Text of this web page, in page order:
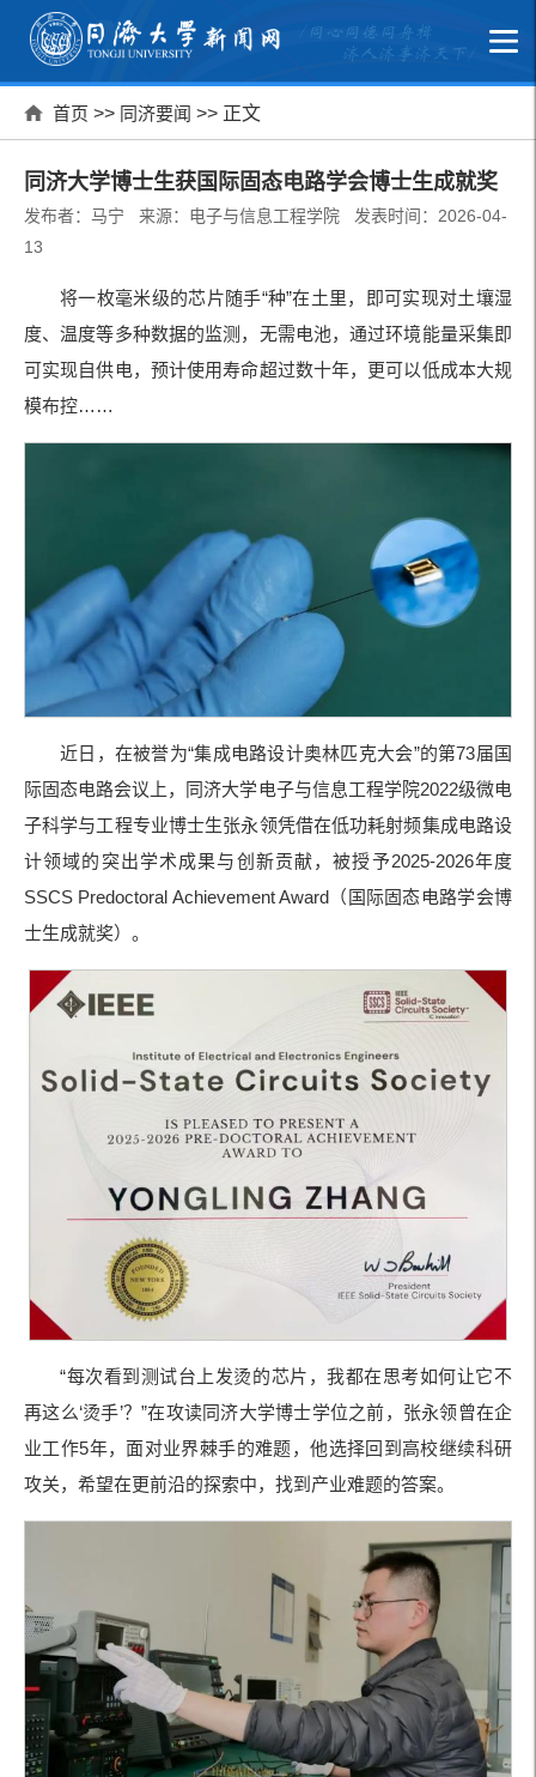
首页 >> 同济要闻 >> 正文
同济大学博士生获国际固态电路学会博士生成就奖
发布者：马宁 来源：电子与信息工程学院 发表时间：2026-04-
13
将一枚毫米级的芯片随手“种”在土里，即可实现对土壤湿
度、温度等多种数据的监测，无需电池，通过环境能量采集即
可实现自供电，预计使用寿命超过数十年，更可以低成本大规
模布控……
近日，在被誉为“集成电路设计奥林匹克大会”的第73届国
际固态电路会议上，同济大学电子与信息工程学院2022级微电
子科学与工程专业博士生张永领凭借在低功耗射频集成电路设
计领域的突出学术成果与创新贡献，被授予2025-2026年度
SSCS Predoctoral Achievement Award（国际固态电路学会博
士生成就奖）。
“每次看到测试台上发烫的芯片，我都在思考如何让它不
再这么‘烫手’？”在攻读同济大学博士学位之前，张永领曾在企
业工作5年，面对业界棘手的难题，他选择回到高校继续科研
攻关，希望在更前沿的探索中，找到产业难题的答案。